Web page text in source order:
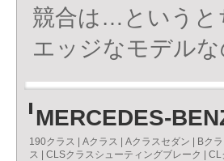
競合は…というと
エッジなモデルな
MERCEDES-
190クラス Aクラス Aクラスセダン Bク
ス
CLSクラスシューティングブレーク CL